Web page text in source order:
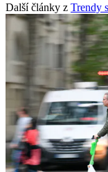
Další články z Trendy